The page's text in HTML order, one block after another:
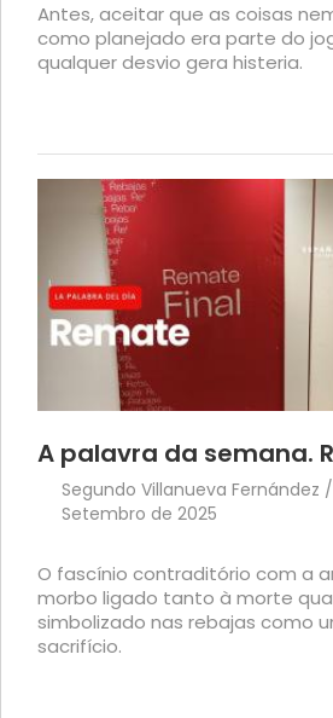
Antes, aceitar que as coisas
como planejado era parte do
qualquer desvio gera histeria.
A palavra da semana.
Segundo Villanueva Fernández
Setembro de 2025
O fascínio contraditório com a
morbo ligado tanto à morte
simbolizado nas rebajas como
sacrifício.